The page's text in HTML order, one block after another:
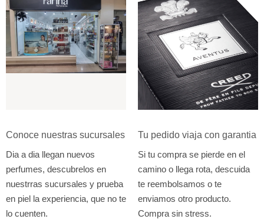
Conoce nuestras sucursales
Dia a dia llegan nuevos
perfumes, descubrelos en
nuestrras sucursales y prueba
en piel la experiencia, que no te
lo cuenten.
Tu pedido viaja con garantia
Si tu compra se pierde en el
camino o llega rota, descuida
te reembolsamos o te
enviamos otro producto.
Compra sin stress.